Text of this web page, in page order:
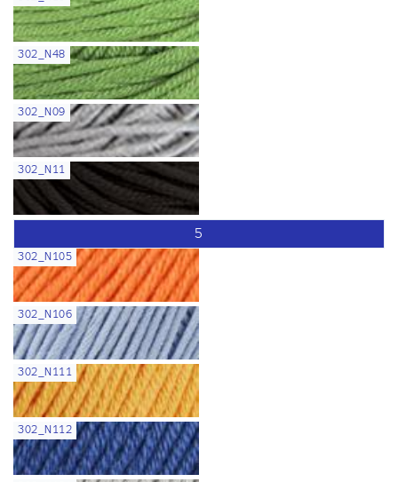
302_N48
302_N09
302_N11
5
302_N105
302_N106
302_N111
302_N112